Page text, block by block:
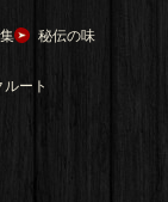
秘伝の味
ルート